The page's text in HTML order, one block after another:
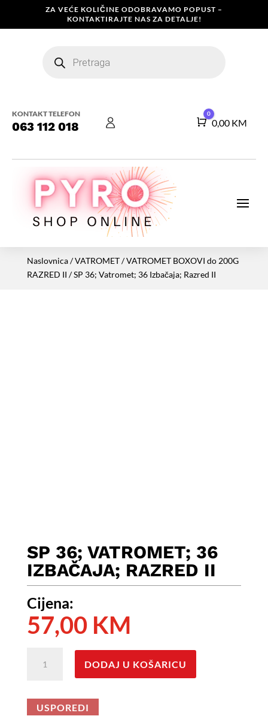
ZA VEĆE KOLIČINE ODOBRAVAMO POPUST –
KONTAKTIRAJTE NAS ZA DETALJE!
search
KONTAKT TELEFON
063 112 018 Košarica
0
0,00 KM
Naslovnica/VATROMET/VATROMET BOXOVI do 200G
RAZRED II / SP 36; Vatromet; 36 Izbačaja; Razred II
SP 36; VATROMET; 36
IZBAČAJA; RAZRED II
Cijena:
57,00 KM
Izbačaja;
DODAJ U KOŠARICU
USPOREDI